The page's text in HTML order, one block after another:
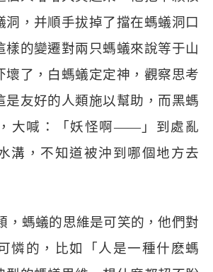
洞，并順手拔掉了擋在螞蟻洞口
樣的變遷對兩只螞蟻來說等于山
壞了，白螞蟻定定神，觀察思考
是友好的人類施以幫助，而黑螞
大喊：「妖怪啊——」到處亂
溝，不知道被沖到哪個地方去
，螞蟻的思維是可笑的，他們對
憐的，比如「人是一種什麽螞